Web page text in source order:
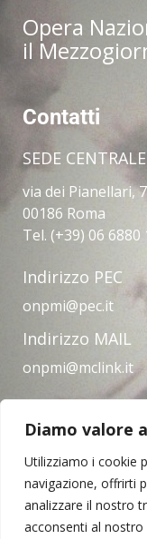
Diamo valore
Utilizziamo i cookie
navigazione, offrirti
analizzare il nostro
acconsenti al
Opera
il
Contatti
SEDE CENTRALE
via dei Pianellari, 7
00186 Roma
Tel. (+39) 06 6880
Indirizzo PEC
onpmi@pec.it
Indirizzo MAIL
onpmi@mclink.it